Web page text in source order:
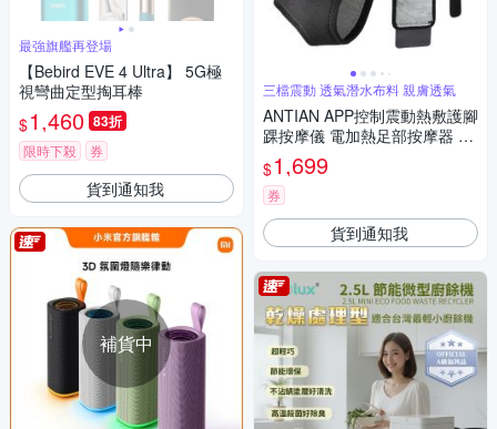
最強旗艦再登場
【Bebird EVE 4 Ultra】 5G極
視彎曲定型掏耳棒
$1,460 83折
限時下殺 券
貨到通知我
補貨中
三檔震動 透氣潛水布料 親膚透氣
ANTIAN APP控制震動熱敷護腳
踝按摩儀 電加熱足部按摩器 熱
敷護腳踝帶 足部防寒發熱帶(非
醫療使用)
$1,699
券
貨到通知我